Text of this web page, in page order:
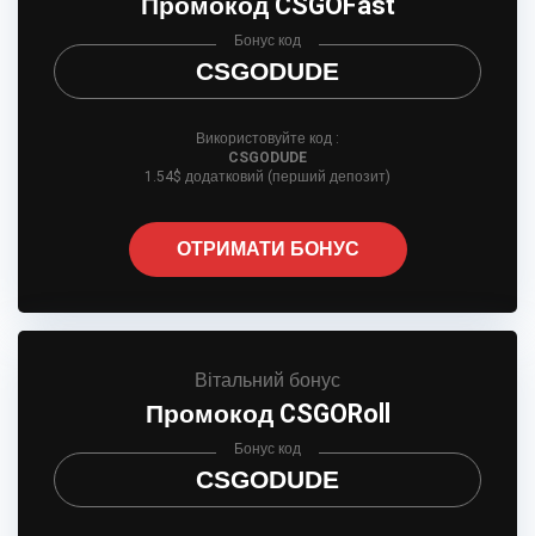
CSGODUDE
Бонус код
Використовуйте код :
CSGODUDE
1.54$ додатковий (перший депозит)
ОТРИМАТИ БОНУС
Вітальний бонус
Промокод CSGORoll
CSGODUDE
Бонус код